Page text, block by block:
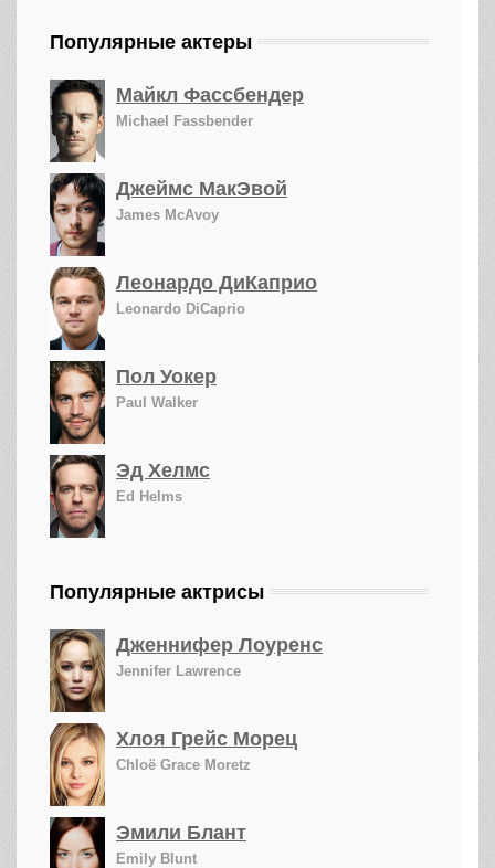
Популярные актеры
Майкл Фассбендер
Michael Fassbender
Джеймс МакЭвой
James McAvoy
Леонардо ДиКаприо
Leonardo DiCaprio
Пол Уокер
Paul Walker
Эд Хелмс
Ed Helms
Популярные актрисы
Дженнифер Лоуренс
Jennifer Lawrence
Хлоя Грейс Морец
Chloë Grace Moretz
Эмили Блант
Emily Blunt